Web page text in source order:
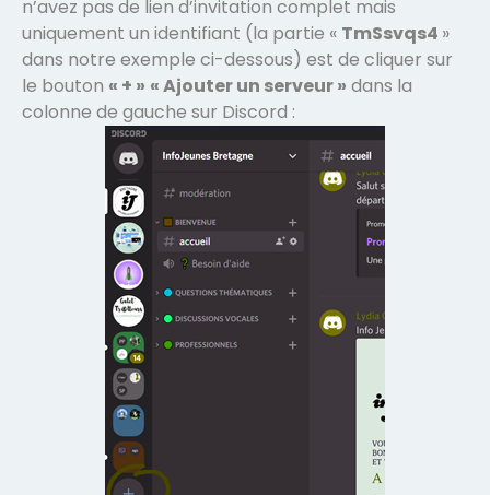
n’avez pas de lien d’invitation complet mais
uniquement un identifiant (la partie « TmSsvqs4 »
dans notre exemple ci-dessous) est de cliquer sur
le bouton « + » « Ajouter un serveur » dans la
colonne de gauche sur Discord :